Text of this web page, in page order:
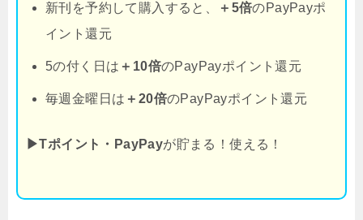
新刊を予約して購入すると、 ＋5倍のPayPayポ
イント還元
5の付く日は ＋10倍のPayPayポイント還元
毎週金曜日は ＋20倍のPayPayポイント還元
▶Tポイント・PayPayが貯まる！使える！